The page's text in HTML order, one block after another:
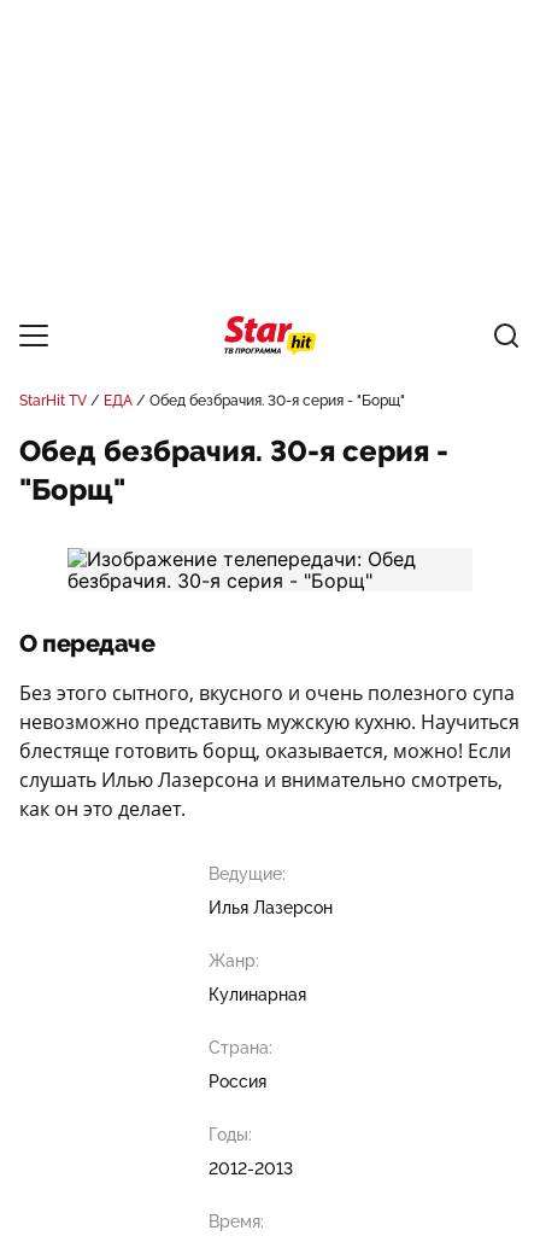
StarHit TV ЕДА Обед безбрачия. 30-я серия - "Борщ"
Обед безбрачия. 30-я серия -
"Борщ"
О передаче
Без этого сытного, вкусного и очень полезного супа
невозможно представить мужскую кухню. Научиться
блестяще готовить борщ, оказывается, можно! Если
слушать Илью Лазерсона и внимательно смотреть,
как он это делает.
Ведущие:
Илья Лазерсон
Жанр:
Кулинарная
Страна:
Россия
Годы:
2012-2013
Время: